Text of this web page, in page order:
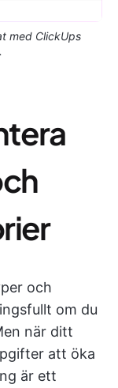
med ClickUps
och
om du
när ditt
att öka
är ett